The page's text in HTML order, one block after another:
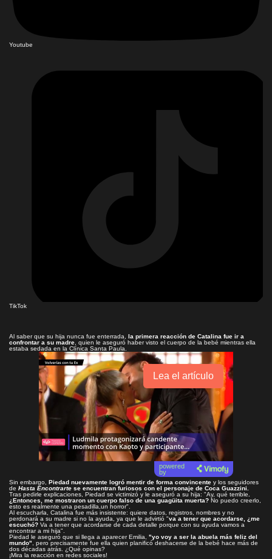
Youtube
TikTok
Al saber que su hija nunca fue enterrada, la primera reacción de Catalina fue ir a
confrontar a su madre , quien le aseguró haber visto el cuerpo de la bebé mientras ella
estaba sedada en la Clínica Santa Paula.
Lea el artículo
powered
by
Sin embargo, Piedad nuevamente logró mentir de forma convincente y los seguidores
de Hasta Encontrarte se encuentran furiosos con el personaje de Coca Guazzini.
Tras pedirle explicaciones, Piedad se victimizó y le aseguró a su hija: "Ay, qué terrible
¿Entonces, me mostraron un cuerpo falso de una guagüita muerta? No puedo creerlo,
esto es realmente una pesadilla,un horror".
Al escucharla, Catalina fue más insistente: quiere datos, registros, nombres y no
perdonará a su madre si no la ayuda, ya que le advirtió "va a tener que acordarse, ¿me
escuchó? Va a tener que acordarse de cada detalle porque con su ayuda vamos a
encontrar a mi hija".
Piedad le aseguró que si llega a aparecer Emilia, "yo voy a ser la abuela más feliz del
mundo" , pero precisamente fue ella quien planificó deshacerse de la bebé hace más de
dos décadas atrás. ¿Qué opinas?
¡Mira la reacción en redes sociales!